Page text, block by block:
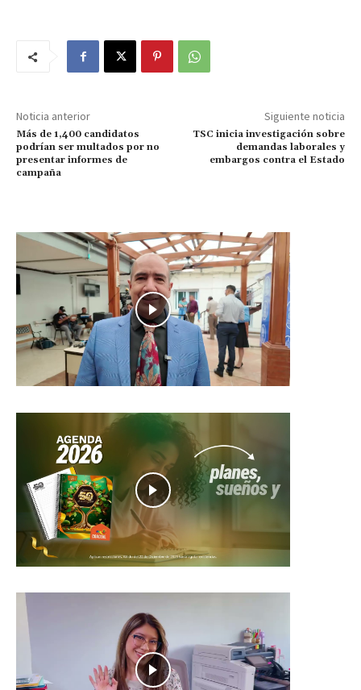
Noticia anterior
Más de 1,400 candidatos
podrían ser multados por no
presentar informes de
campaña
Siguiente noticia
TSC inicia investigación sobre
demandas laborales y
embargos contra el Estado